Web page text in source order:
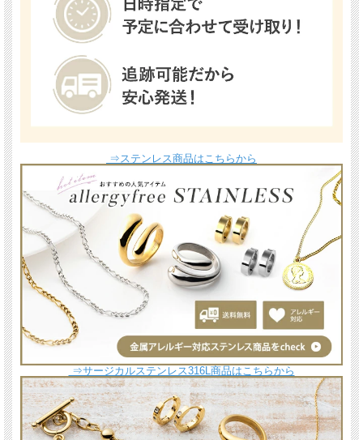
⇒ステンレス商品はこちらから
⇒サージカルステンレス316L商品はこちらから